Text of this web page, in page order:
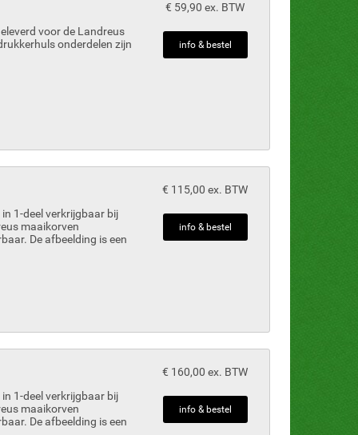
voor de Landreus
onderdelen zijn
€ 59,90 ex. BTW
info & bestel
1-deel verkrijgbaar bij
maaikorven
De afbeelding is een
€ 115,00 ex. BTW
info & bestel
1-deel verkrijgbaar bij
maaikorven
De afbeelding is een
€ 160,00 ex. BTW
info & bestel